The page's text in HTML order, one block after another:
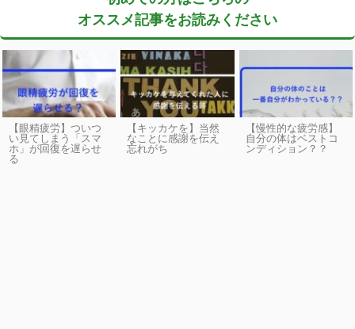
オススメ記事をお読みください
【眼精疲労】ついつ
い見てしまう「スマ
ホ」が回復を遅らせ
る
【キッカケを】当然
なことに感謝を伝え
忘れがち
【慢性的な疲労感】
自分の体はベストコ
ンディション？？